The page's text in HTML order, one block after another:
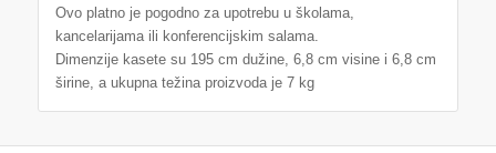
Ovo platno je pogodno za upotrebu u školama,
kancelarijama ili konferencijskim salama.
Dimenzije kasete su 195 cm dužine, 6,8 cm visine i 6,8 cm
širine, a ukupna težina proizvoda je 7 kg